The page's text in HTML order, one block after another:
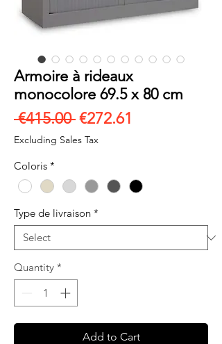
Armoire à rideaux
monocolore 69.5 x 80 cm
€415.00 Regular
Price
€272.61
Excluding Sales Tax
Coloris *
Type de livraison *
Quantity *
Add to Cart